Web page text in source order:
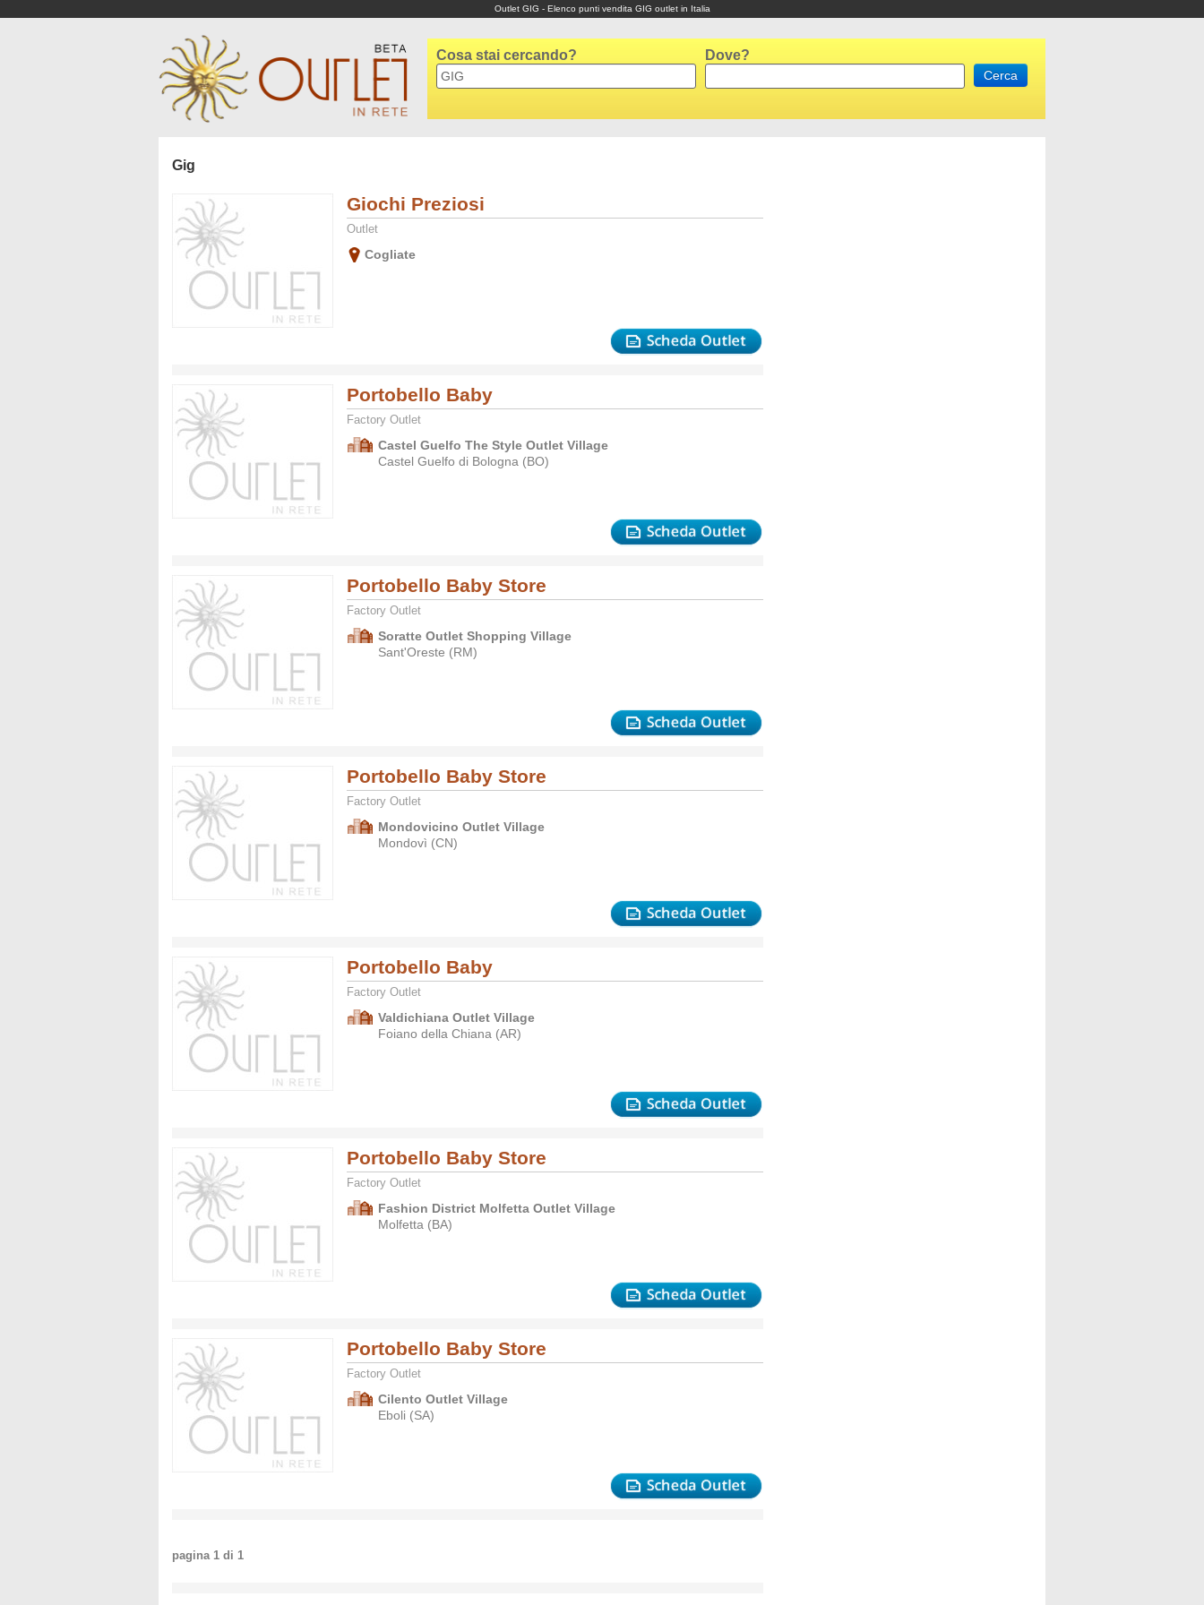
Outlet GIG - Elenco punti vendita GIG outlet in Italia
Cosa stai cercando? Dove?
Gig
Giochi Preziosi
Outlet
Cogliate
Portobello Baby
Factory Outlet
Castel Guelfo The Style Outlet Village
Castel Guelfo di Bologna (BO)
Portobello Baby Store
Factory Outlet
Soratte Outlet Shopping Village
Sant'Oreste (RM)
Portobello Baby Store
Factory Outlet
Mondovicino Outlet Village
Mondovì (CN)
Portobello Baby
Factory Outlet
Valdichiana Outlet Village
Foiano della Chiana (AR)
Portobello Baby Store
Factory Outlet
Fashion District Molfetta Outlet Village
Molfetta (BA)
Portobello Baby Store
Factory Outlet
Cilento Outlet Village
Eboli (SA)
pagina 1 di 1